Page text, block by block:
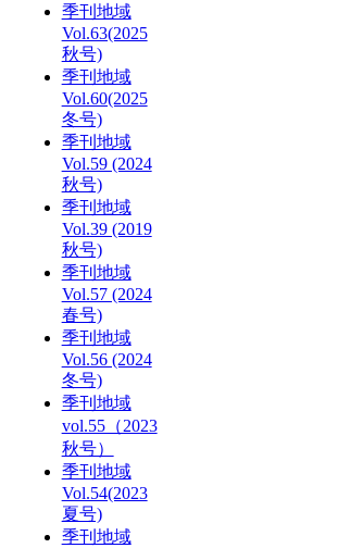
季刊地域
Vol.63(2025
秋号)
季刊地域
Vol.60(2025
冬号)
季刊地域
Vol.59 (2024
秋号)
季刊地域
Vol.39 (2019
秋号)
季刊地域
Vol.57 (2024
春号)
季刊地域
Vol.56 (2024
冬号)
季刊地域
vol.55（2023
秋号）
季刊地域
Vol.54(2023
夏号)
季刊地域